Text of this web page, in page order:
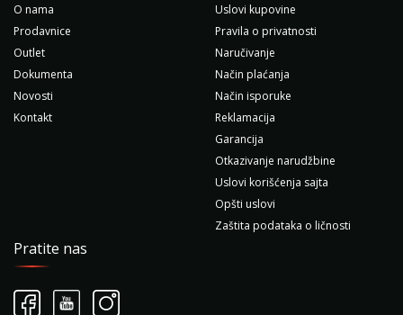
O nama
Prodavnice
Outlet
Dokumenta
Novosti
Kontakt
Uslovi kupovine
Pravila o privatnosti
Naručivanje
Način plaćanja
Način isporuke
Reklamacija
Garancija
Otkazivanje narudžbine
Uslovi korišćenja sajta
Opšti uslovi
Zaštita podataka o ličnosti
Pratite nas